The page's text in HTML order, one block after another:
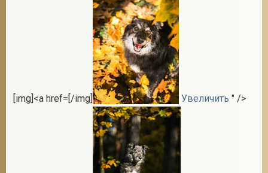
[img]<a href=[/img] Увеличить " />